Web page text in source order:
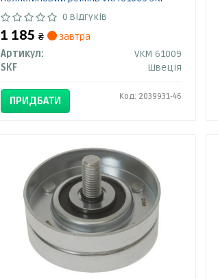
0 відгуків
1 185₴
завтра
Артикул:
VKM 61009
SKF
Швеція
ПРИДБАТИ Код: 2039931-46